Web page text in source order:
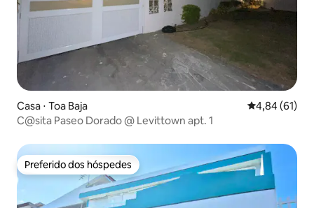
Casa ⋅ Toa Baja 4,84 de uma
4,84 (61)
C@sita Paseo Dorado @ Levittown apt. 1
Preferido dos hóspedes
Preferido dos hóspedes